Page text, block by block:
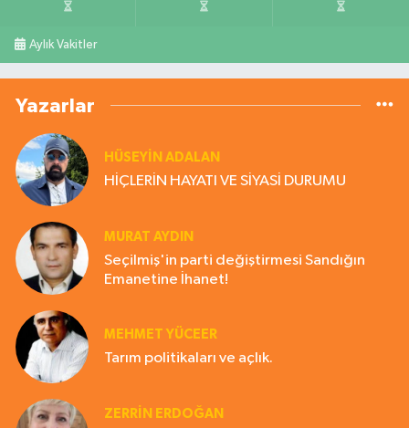
Aylık Vakitler
Yazarlar
HÜSEYIN ADALAN
HİÇLERİN HAYATI VE SİYASİ DURUMU
MURAT AYDIN
Seçilmiş'in parti değiştirmesi Sandığın
Emanetine İhanet!
MEHMET YÜCEER
Tarım politikaları ve açlık.
ZERRIN ERDOĞAN